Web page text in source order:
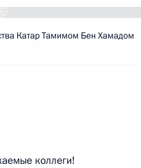
Катар Тамимом Бен Хамадом
коллеги!